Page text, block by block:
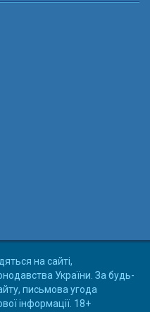
на сайті,
України. За будь-
письмова угода
інформації. 18+